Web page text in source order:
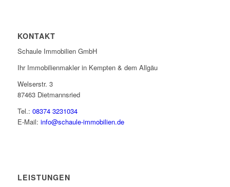
KONTAKT
Schaule Immobilien GmbH
Ihr Immobilienmakler in Kempten & dem Allgäu
Welserstr. 3
87463 Dietmannsried
Tel.: 08374 3231034
E-Mail: info@schaule-immobilien.de
LEISTUNGEN